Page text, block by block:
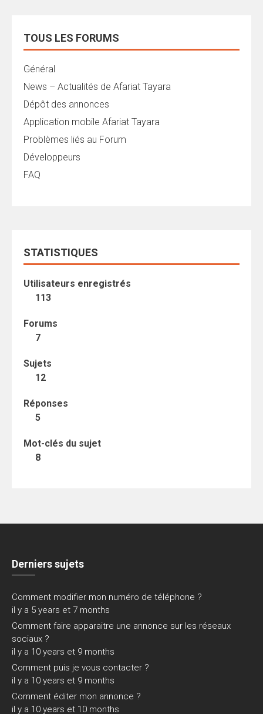
TOUS LES FORUMS
Général
News – Actualités de Afariat Tayara
Dépôt des annonces
Application mobile Afariat Tayara
Problèmes liés au Forum
Développeurs
FAQ
STATISTIQUES
Utilisateurs enregistrés
113
Forums
7
Sujets
12
Réponses
5
Mot-clés du sujet
8
Derniers sujets
Comment modifier mon numéro de téléphone ?
il y a 5 years et 7 months
Comment faire apparaitre une annonce sur les réseaux
sociaux ?
il y a 10 years et 9 months
Comment puis je vous contacter ?
il y a 10 years et 9 months
Comment éditer mon annonce ?
il y a 10 years et 10 months